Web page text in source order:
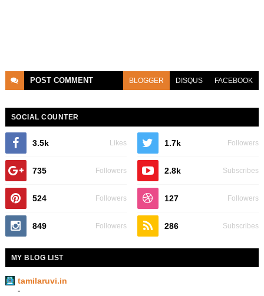
POST COMMENT BLOGGER DISQUS FACEBOOK
SOCIAL COUNTER
3.5k Likes 1.7k Followers
735 Followers 2.8k Subscribes
524 Followers 127 Followers
849 Followers 286 Subscribes
MY BLOG LIST
tamilaruvi.in
-